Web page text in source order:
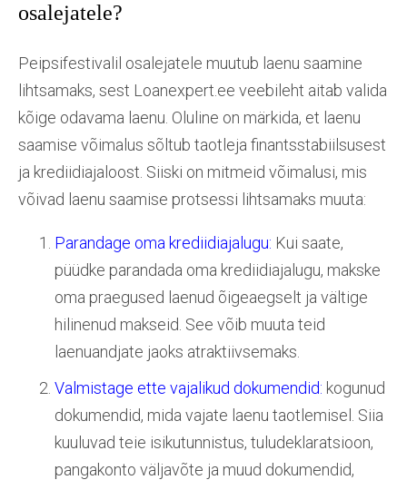
osalejatele?
Peipsifestivalil osalejatele muutub laenu saamine
lihtsamaks, sest Loanexpert.ee veebileht aitab valida
kõige odavama laenu. Oluline on märkida, et laenu
saamise võimalus sõltub taotleja finantsstabiilsusest
ja krediidiajaloost. Siiski on mitmeid võimalusi, mis
võivad laenu saamise protsessi lihtsamaks muuta:
Parandage oma krediidiajalugu: Kui saate,
püüdke parandada oma krediidiajalugu, makske
oma praegused laenud õigeaegselt ja vältige
hilinenud makseid. See võib muuta teid
laenuandjate jaoks atraktiivsemaks.
Valmistage ette vajalikud dokumendid: kogunud
dokumendid, mida vajate laenu taotlemisel. Siia
kuuluvad teie isikutunnistus, tuludeklaratsioon,
pangakonto väljavõte ja muud dokumendid,